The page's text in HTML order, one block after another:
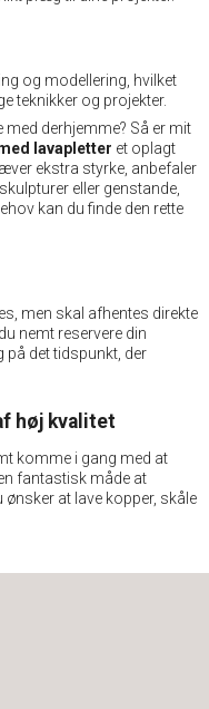
og modellering, hvilket
teknikker og projekter.
med derhjemme? Så er mit
lavapletter et oplagt
ekstra styrke, anbefaler
eller genstande,
kan du finde den rette
men skal afhentes direkte
nemt reservere din
på det tidspunkt, der
høj kvalitet
komme i gang med at
fantastisk måde at
at lave kopper, skåle